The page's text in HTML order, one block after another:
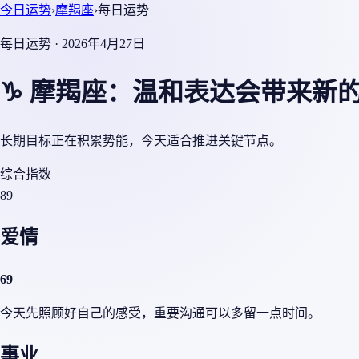
今日运势›摩羯座›每日运势
每日运势 · 2026年4月27日
♑ 摩羯座：温和表达会带来新
长期目标正在积累势能，今天适合推进关键节点。
综合指数
89
爱情
69
今天先照顾好自己的感受，重要沟通可以多留一点时间。
事业